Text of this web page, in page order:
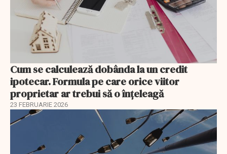
Cum se calculează dobânda la un credit
ipotecar. Formula pe care orice viitor
proprietar ar trebui să o înțeleagă
23 FEBRUARIE 2026